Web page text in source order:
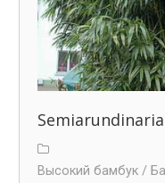
Высокий бамбук /